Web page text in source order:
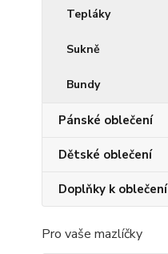
Tepláky
Sukně
Bundy
Pánské oblečení
Dětské oblečení
Doplňky k oblečení
Pro vaše mazlíčky